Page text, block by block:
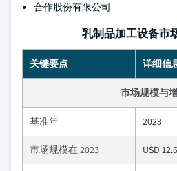
合作股份有限公司
乳制品加工设备市
关键要点 详细信
市场规模与
基准年 2023
市场规模在 2023 USD